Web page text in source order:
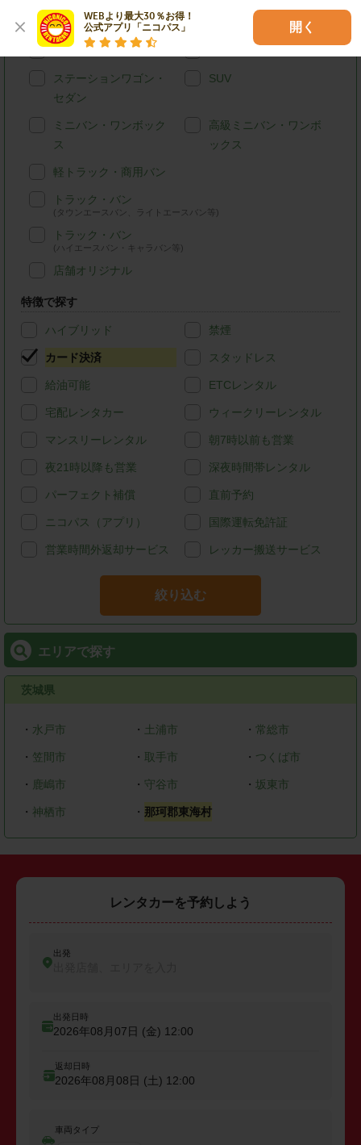
WEBより最大30％お得！
公式アプリ「ニコパス」
開く
車種別で探す
軽自動車
ステーションワゴン・
セダン
SUV
ミニバン・ワンボック
ス
高級ミニバン・ワンボ
ックス
軽トラック・商用バン
トラック・バン
(タウンエースバン、ライトエースバン等)
トラック・バン
(ハイエースバン・キャラバン等)
店舗オリジナル
特徴で探す
ハイブリッド 禁煙
カード決済 スタッドレス
給油可能 ETCレンタル
宅配レンタカー ウィークリーレンタル
マンスリーレンタル 朝7時以前も営業
夜21時以降も営業 深夜時間帯レンタル
パーフェクト補償 直前予約
ニコパス（アプリ） 国際運転免許証
営業時間外返却サービス レッカー搬送サービス
絞り込む
エリアで探す
茨城県
・ 水戸市 ・ 土浦市 ・ 常総市
・ 笠間市 ・ 取手市 ・ つくば市
・ 鹿嶋市 ・ 守谷市 ・坂東市
・ 神栖市 ・ 那珂郡東海村
レンタカーを予約しよう
出発
出発日時
2026年08月07日 (金) 12:00
返却日時
2026年08月08日 (土) 12:00
車両タイプ